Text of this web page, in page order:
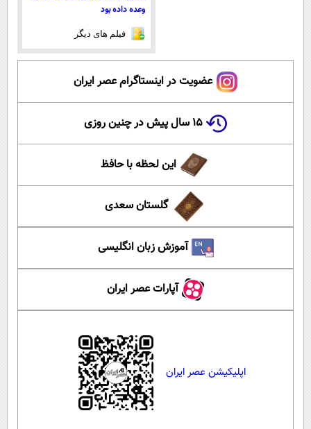
وعده داده بود
فیلم های دیگر
عضویت در اینستاگرام عصر ایران
۱۵ سال پیش در چنین روزی
این لحظه با حافظ
گلستان سعدی
آموزش زبان انگلیسی
آپارات عصر ایران
اپلیکیشن عصر ایران